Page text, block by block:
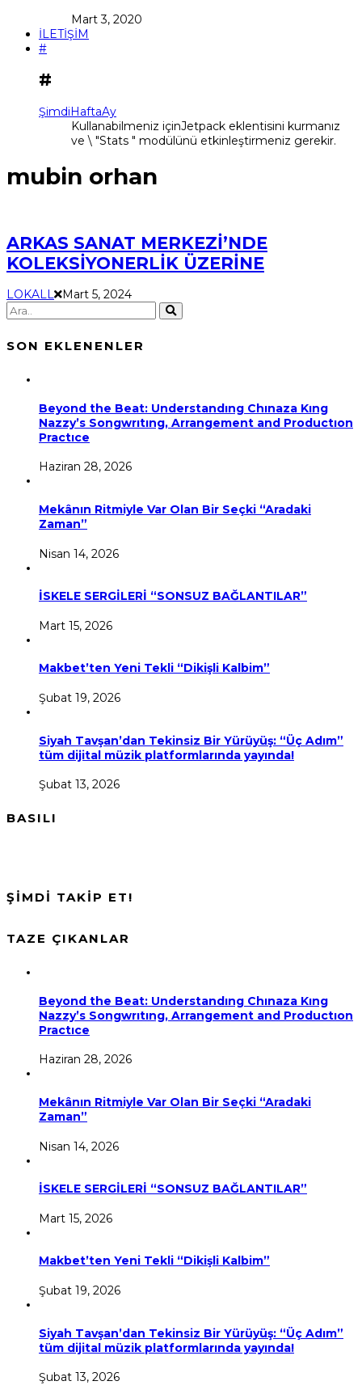
Mart 3, 2020
İLETİŞİM
#
#
ŞimdiHaftaAy
Kullanabilmeniz içinJetpack eklentisini kurmanız
ve \ "Stats " modülünü etkinleştirmeniz gerekir.
mubin orhan
ARKAS SANAT MERKEZİ’NDE
KOLEKSİYONERLİK ÜZERİNE
LOKALL Mart 5, 2024
SON EKLENENLER
Beyond the Beat: Understandıng Chınaza Kıng
Nazzy’s Songwrıtıng, Arrangement and Productıon
Practıce
Haziran 28, 2026
Mekânın Ritmiyle Var Olan Bir Seçki “Aradaki
Zaman”
Nisan 14, 2026
İSKELE SERGİLERİ “SONSUZ BAĞLANTILAR”
Mart 15, 2026
Makbet’ten Yeni Tekli “Dikişli Kalbim”
Şubat 19, 2026
Siyah Tavşan’dan Tekinsiz Bir Yürüyüş: “Üç Adım”
tüm dijital müzik platformlarında yayında!
Şubat 13, 2026
BASILI
ŞİMDİ TAKİP ET!
TAZE ÇIKANLAR
Beyond the Beat: Understandıng Chınaza Kıng
Nazzy’s Songwrıtıng, Arrangement and Productıon
Practıce
Haziran 28, 2026
Mekânın Ritmiyle Var Olan Bir Seçki “Aradaki
Zaman”
Nisan 14, 2026
İSKELE SERGİLERİ “SONSUZ BAĞLANTILAR”
Mart 15, 2026
Makbet’ten Yeni Tekli “Dikişli Kalbim”
Şubat 19, 2026
Siyah Tavşan’dan Tekinsiz Bir Yürüyüş: “Üç Adım”
tüm dijital müzik platformlarında yayında!
Şubat 13, 2026